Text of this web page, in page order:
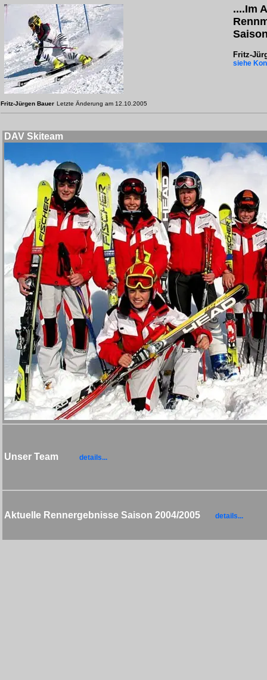
....Im
Fritz-
siehe
Fritz-Jürgen Bauer Letzte Änderung am 12.10.2005
DAV Skiteam
Unser Team details...
Aktuelle Rennergebnisse Saison 2004/2005 details...